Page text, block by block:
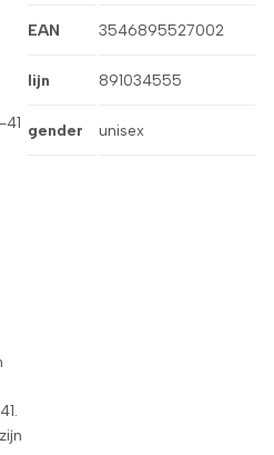
EAN 3546895527002
lijn 891034555
gender unisex